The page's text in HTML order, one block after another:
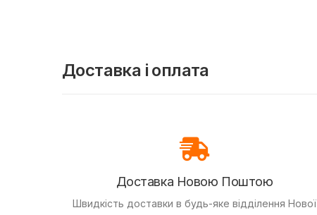
Доставка і оплата
Доставка Новою Поштою
Швидкість доставки в будь-яке відділення Нової